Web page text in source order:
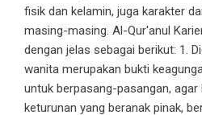
fisik dan kelamin, juga karakter
masing-masing. Al-Qur'anul
dengan jelas sebagai berikut: 1.
wanita merupakan bukti
untuk berpasang-pasangan,
keturunan yang beranak pinak,